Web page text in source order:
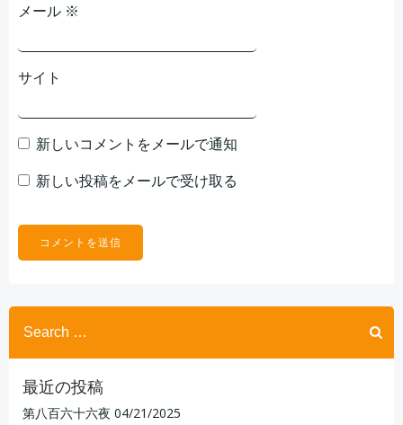
メール ※
サイト
新しいコメントをメールで通知
新しい投稿をメールで受け取る
Search
for:
最近の投稿
第八百六十六夜 04/21/2025